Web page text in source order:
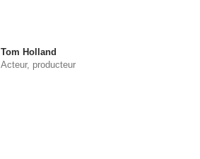
Tom Holland
Acteur, producteur